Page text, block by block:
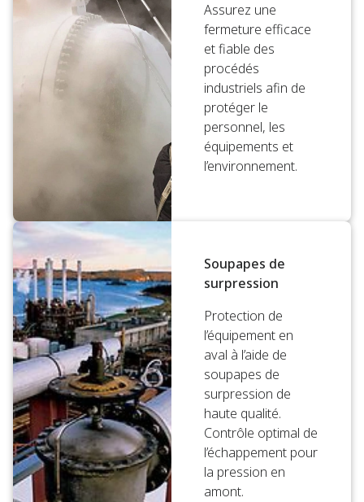
Assurez une
fermeture efficace
et fiable des
procédés
industriels afin de
protéger le
personnel, les
équipements et
l’environnement.
Soupapes de
surpression
Protection de
l’équipement en
aval à l’aide de
soupapes de
surpression de
haute qualité.
Contrôle optimal de
l’échappement pour
la pression en
amont.